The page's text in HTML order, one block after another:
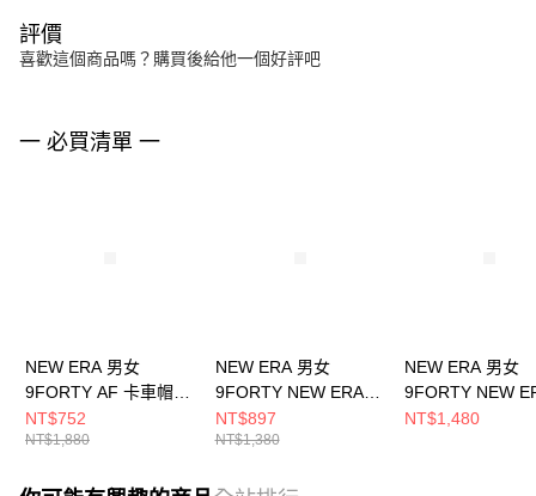
評價
喜歡這個商品嗎？購買後給他一個好評吧
一 必買清單 一
NEW ERA 男女
9FORTY AF 卡車帽
SYNOPTIC CHART
MAP NEW ERA
NT$752
NT$1,880
NEW ERA 男女
9FORTY NEW ERA
9FORTY NE 大地咖
NE14499987
NT$897
NT$1,380
NEW ERA 男女
9FORTY NEW
TW NE14329736
NT$1,480